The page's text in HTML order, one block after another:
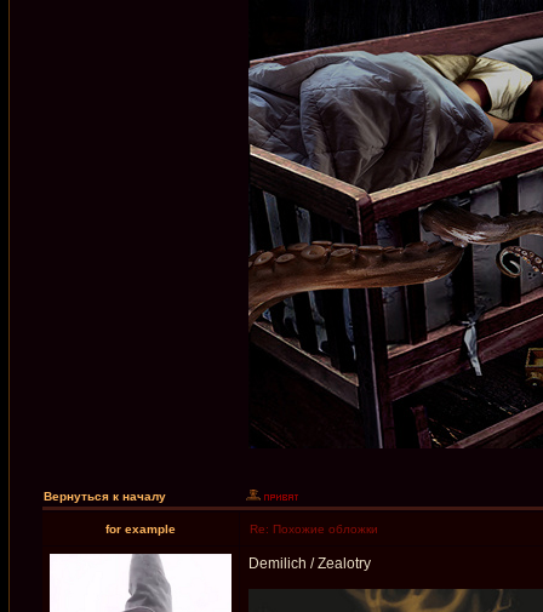
Вернуться к началу
for example Re: Похожие обложки
Demilich / Zealotry